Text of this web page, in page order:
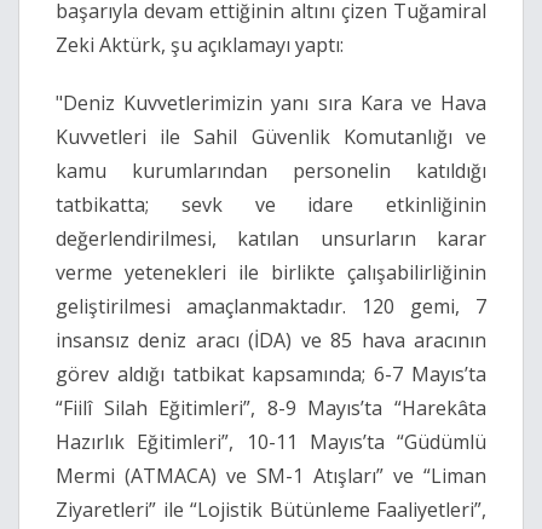
başarıyla devam ettiğinin altını çizen Tuğamiral
Zeki Aktürk, şu açıklamayı yaptı:
"Deniz Kuvvetlerimizin yanı sıra Kara ve Hava
Kuvvetleri ile Sahil Güvenlik Komutanlığı ve
kamu kurumlarından personelin katıldığı
tatbikatta; sevk ve idare etkinliğinin
değerlendirilmesi, katılan unsurların karar
verme yetenekleri ile birlikte çalışabilirliğinin
geliştirilmesi amaçlanmaktadır. 120 gemi, 7
insansız deniz aracı (İDA) ve 85 hava aracının
görev aldığı tatbikat kapsamında; 6-7 Mayıs’ta
“Fiilî Silah Eğitimleri”, 8-9 Mayıs’ta “Harekâta
Hazırlık Eğitimleri”, 10-11 Mayıs’ta “Güdümlü
Mermi (ATMACA) ve SM-1 Atışları” ve “Liman
Ziyaretleri” ile “Lojistik Bütünleme Faaliyetleri”,